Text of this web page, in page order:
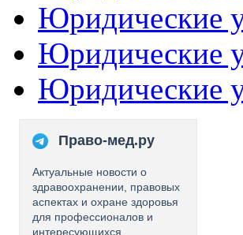
Юридические
Юридические
Юридические
Право-мед.ру
Актуальные новости о
здравоохранении, правовых
аспектах и охране здоровья
для профессионалов и
интересующихся